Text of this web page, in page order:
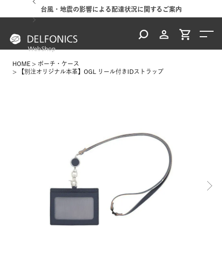
台風・地震の影響による配達状況に関するご案内
HOME
ポーチ・ケース
【別注オリジナル本革】OGL リール付きIDストラップ